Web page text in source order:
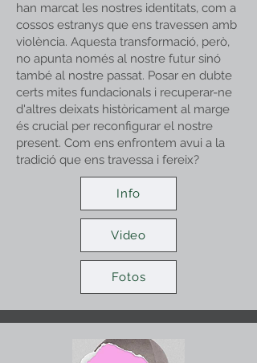
han marcat les nostres identitats, com a
cossos estranys que ens travessen amb
violència. Aquesta transformació, però,
no apunta només al nostre futur sinó
també al nostre passat. Posar en dubte
certs mites fundacionals i recuperar-ne
d'altres deixats històricament al marge
és crucial per reconfigurar el nostre
present. Com ens enfrontem avui a la
tradició que ens travessa i fereix?
Info
Video
Fotos